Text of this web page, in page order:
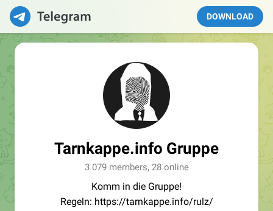
DOWNLOAD
Tarnkappe.info Gruppe
3 079 members, 28 online
Komm in die Gruppe!
Regeln: https://tarnkappe.info/rulz/